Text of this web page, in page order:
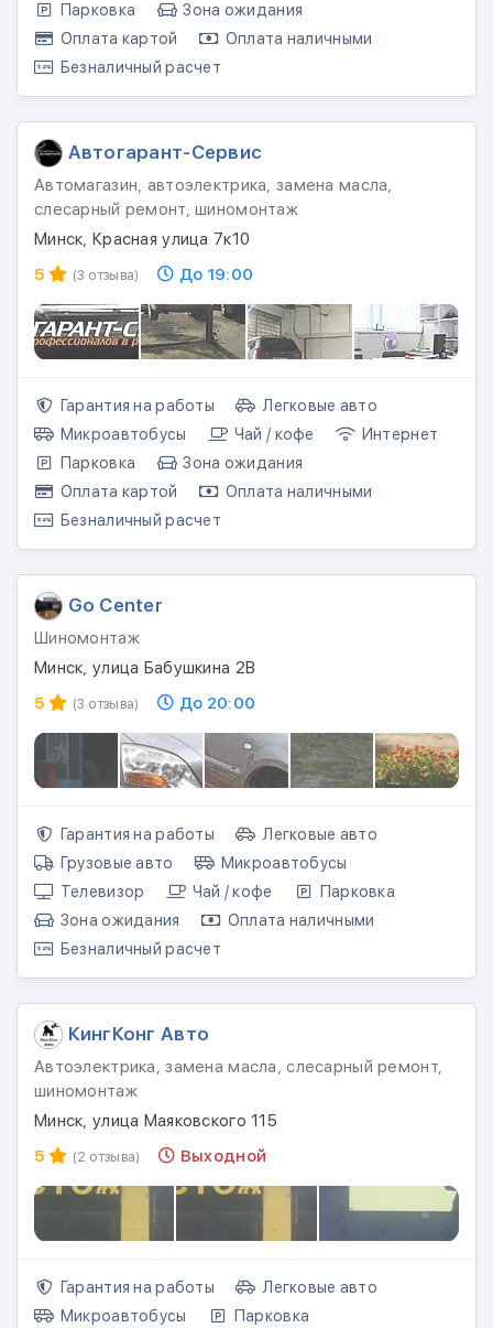
Парковка
Зона ожидания
Оплата картой
Оплата наличными
Безналичный расчет
Автогарант-Сервис
Автомагазин, автоэлектрика, замена масла,
слесарный ремонт, шиномонтаж
Минск, Красная улица 7к10
5
(3 отзыва) До 19:00
Гарантия на работы
Легковые авто
Микроавтобусы
Чай / кофе
Интернет
Парковка
Зона ожидания
Оплата картой
Оплата наличными
Безналичный расчет
Go Center
Шиномонтаж
Минск, улица Бабушкина 2В
5
(3 отзыва) До 20:00
Гарантия на работы
Легковые авто
Грузовые авто
Микроавтобусы
Телевизор
Чай / кофе
Парковка
Зона ожидания
Оплата наличными
Безналичный расчет
КингКонг Авто
Автоэлектрика, замена масла, слесарный ремонт,
шиномонтаж
Минск, улица Маяковского 115
5
(2 отзыва) Выходной
Гарантия на работы
Легковые авто
Микроавтобусы
Парковка